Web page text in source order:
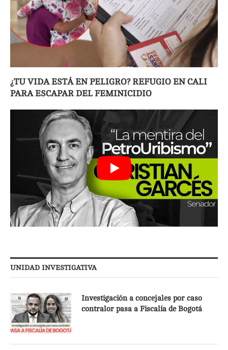
¿TU VIDA ESTÁ EN PELIGRO? REFUGIO EN CALI
PARA ESCAPAR DEL FEMINICIDIO
UNIDAD INVESTIGATIVA
Investigación a concejales por caso
contralor pasa a Fiscalía de Bogotá